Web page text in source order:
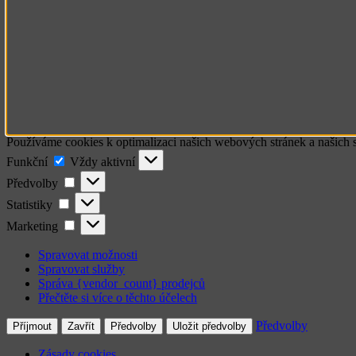
Používáme cookies k optimalizaci našich webových stránek a našich
Funkční
Funkční
Vždy aktivní
Předvolby
Předvolby
Statistiky Statistiky
Marketing Marketing
Spravovat možnosti
Spravovat služby
Správa {vendor_count} prodejců
Přečtěte si více o těchto účelech
Příjmout Zavřít Předvolby Uložit předvolby Předvolby